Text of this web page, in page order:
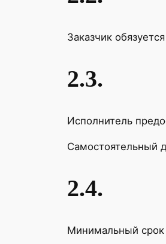
Заказчик
2.3.
Исполнитель
Самостоятельный
2.4.
Минимальный срок